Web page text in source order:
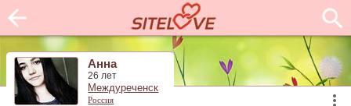
Анна
26 лет
Междуреченск
Россия